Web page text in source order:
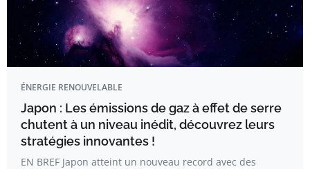
ÉNERGIE RENOUVELABLE
Japon : Les émissions de gaz à effet de serre
chutent à un niveau inédit, découvrez leurs
stratégies innovantes !
EN BREF Japon atteint un nouveau record avec des